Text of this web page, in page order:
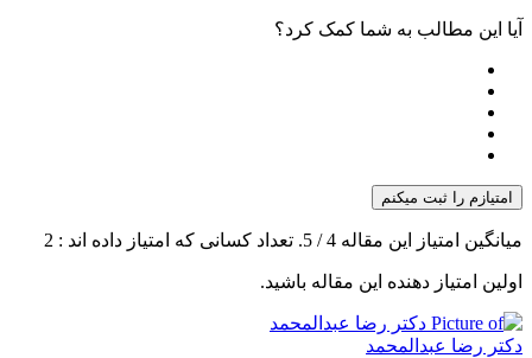
آیا این مطالب به شما کمک کرد؟
امتیازم را ثبت میکنم
میانگین امتیاز این مقاله 4/ 5. تعداد کسانی که امتیاز داده اند : 2
اولین امتیاز دهنده این مقاله باشید.
دکتر رضا عبدالمحمد